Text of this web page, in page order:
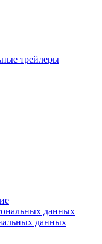
трейлеры
данных
данных